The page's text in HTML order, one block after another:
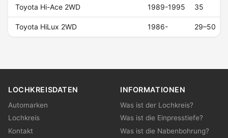
Toyota Hi-Ace 2WD 1989-1995 35
Toyota HiLux 2WD 1986- 29–50
LOCHKREISDATEN
Automarken
Lochkreis
Kontakt
INFORMATIONEN
Was ist der Lochkreis?
Was ist die Einpresstiefe?
Was ist die Nabenbohrung?